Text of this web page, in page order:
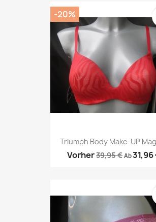
Triumph Body Make-UP
Vorher39,95 € Ab31,96
-20%